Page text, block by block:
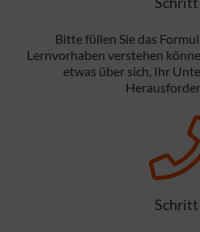
Bitte füllen Sie das
Lernvorhaben verstehen
etwas über sich, Ihr
Schritt